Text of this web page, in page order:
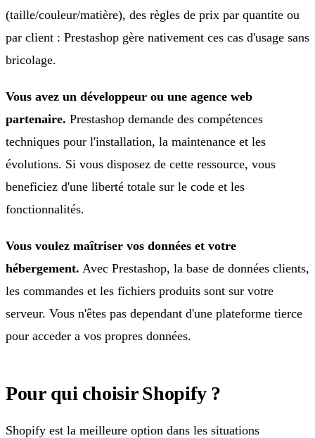
(taille/couleur/matière), des règles de prix par quantite ou
par client : Prestashop gère nativement ces cas d'usage sans
bricolage.
Vous avez un développeur ou une agence web
partenaire. Prestashop demande des compétences
techniques pour l'installation, la maintenance et les
évolutions. Si vous disposez de cette ressource, vous
beneficiez d'une liberté totale sur le code et les
fonctionnalités.
Vous voulez maîtriser vos données et votre
hébergement. Avec Prestashop, la base de données clients,
les commandes et les fichiers produits sont sur votre
serveur. Vous n'êtes pas dependant d'une plateforme tierce
pour acceder a vos propres données.
Pour qui choisir Shopify ?
Shopify est la meilleure option dans les situations